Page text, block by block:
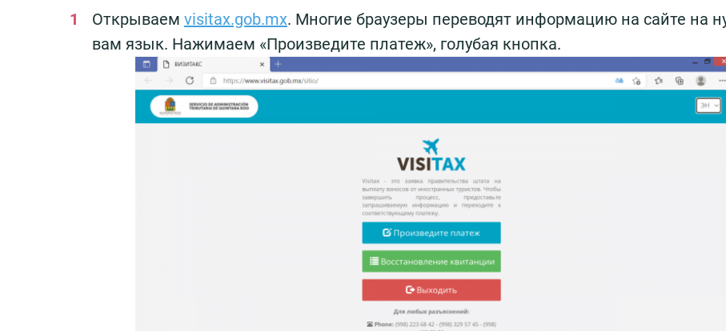
Открываем visitax.gob.mx. Многие браузеры переводят информацию на сайте на
вам язык. Нажимаем «Произведите платеж», голубая кнопка.